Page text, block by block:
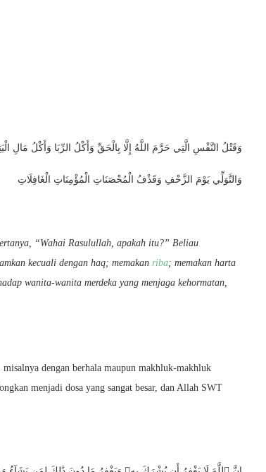
وَقَتْلُ النَّفْسِ الَّتِي حَرَّمَ اللَّهُ إِلَّا بِالْحَقِّ وَأَكْلُ الرِّبَا وَأَكْلُ مَالِ
وَالتَّوَلِّي يَوْمَ الزَّحْفِ وَقَذْفُ الْمُحْصَنَاتِ الْمُؤْمِنَاتِ الْغَافِلَاتِ
“Wahai Rasulullah, apakah itu?” Beliau
kecuali dengan haq; memakan riba; memakan harta
wanita-wanita merdeka yang menjaga kehormatan,
dengan berhala maupun makhluk-makhluk
menjadi dosa yang sangat besar, dan Allah SWT